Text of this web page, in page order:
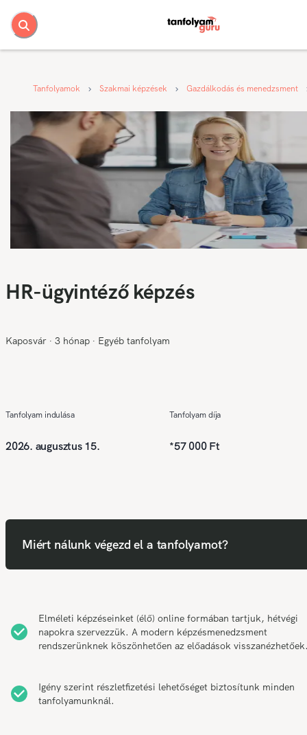
Tanfolyamok Szakmai képzések Gazdálkodás és menedzsment
HR-ügyintéző képzés
Kaposvár ∙ 3 hónap ∙ Egyéb tanfolyam
Tanfolyam indulása
2026. augusztus 15.
Tanfolyam díja
*57 000 Ft
Miért nálunk végezd el a tanfolyamot?
Elméleti képzéseinket (élő) online formában tartjuk, hétvégi
napokra szervezzük. A modern képzésmenedzsment
rendszerünknek köszönhetően az előadások
Igény szerint részletfizetési lehetőséget biztosítunk minden
tanfolyamunknál.